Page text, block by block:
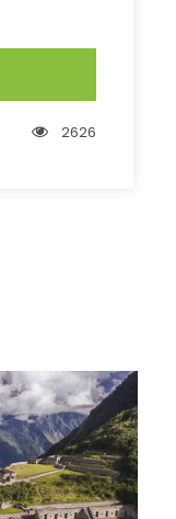
2626